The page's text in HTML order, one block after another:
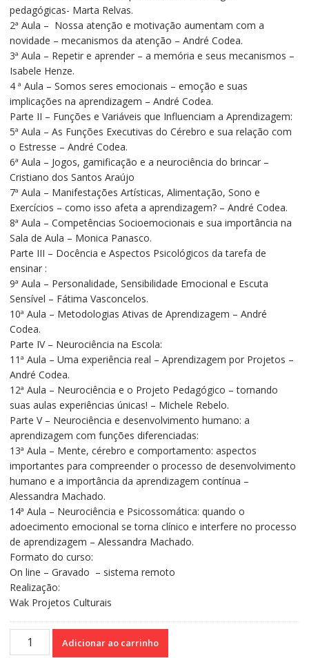
pedagógicas- Marta Relvas.
2ª Aula – Nossa atenção e motivação aumentam com a
novidade – mecanismos da atenção – André Codea.
3ª Aula – Repetir e aprender – a memória e seus mecanismos –
Isabele Henze.
4 ª Aula – Somos seres emocionais – emoção e suas
implicações na aprendizagem – André Codea.
Parte II – Funções e Variáveis que Influenciam a Aprendizagem:
5ª Aula – As Funções Executivas do Cérebro e sua relação com
o Estresse – André Codea.
6ª Aula – Jogos, gamificação e a neurociência do brincar –
Cristiano dos Santos Araújo
7ª Aula – Manifestações Artísticas, Alimentação, Sono e
Exercícios – como isso afeta a aprendizagem? – André Codea.
8ª Aula – Competências Socioemocionais e sua importância na
Sala de Aula – Monica Panasco.
Parte III – Docência e Aspectos Psicológicos da tarefa de
ensinar :
9ª Aula – Personalidade, Sensibilidade Emocional e Escuta
Sensível – Fátima Vasconcelos.
10ª Aula – Metodologias Ativas de Aprendizagem – André
Codea.
Parte IV – Neurociência na Escola:
11ª Aula – Uma experiência real – Aprendizagem por Projetos –
André Codea.
12ª Aula – Neurociência e o Projeto Pedagógico – tornando
suas aulas experiências únicas! – Michele Rebelo.
Parte V – Neurociência e desenvolvimento humano: a
aprendizagem com funções diferenciadas:
13ª Aula – Mente, cérebro e comportamento: aspectos
importantes para compreender o processo de desenvolvimento
humano e a importância da aprendizagem contínua –
Alessandra Machado.
14ª Aula – Neurociência e Psicossomática: quando o
adoecimento emocional se torna clínico e interfere no processo
de aprendizagem – Alessandra Machado.
Formato do curso:
On line – Gravado – sistema remoto
Realização:
Wak Projetos Culturais
Curso
Adicionar ao carrinho